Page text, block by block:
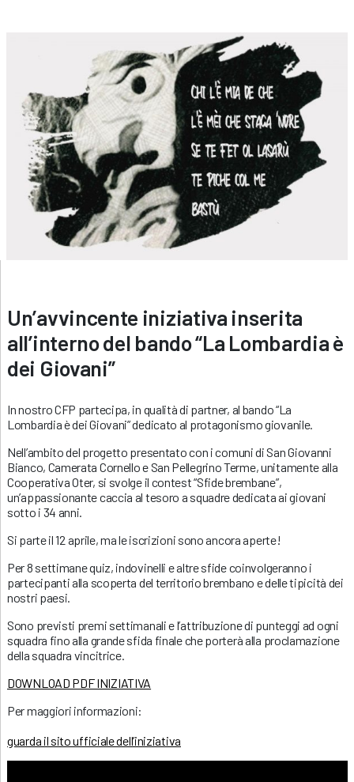
Un’avvincente iniziativa inserita
all’interno del bando “La Lombardia è
dei Giovani”
In nostro CFP partecipa, in qualità di partner, al bando “La
Lombardia è dei Giovani” dedicato al protagonismo giovanile.
Nell’ambito del progetto presentato con i comuni di San Giovanni
Bianco, Camerata Cornello e San Pellegrino Terme, unitamente alla
Cooperativa Oter, si svolge il contest “Sfide brembane”,
un’appassionante caccia al tesoro a squadre dedicata ai giovani
sotto i 34 anni.
Si parte il 12 aprile, ma le iscrizioni sono ancora aperte!
Per 8 settimane quiz, indovinelli e altre sfide coinvolgeranno i
partecipanti alla scoperta del territorio brembano e delle tipicità dei
nostri paesi.
Sono previsti premi settimanali e l’attribuzione di punteggi ad ogni
squadra fino alla grande sfida finale che porterà alla proclamazione
della squadra vincitrice.
DOWNLOAD PDF INIZIATIVA
Per maggiori informazioni:
guarda il sito ufficiale dell’iniziativa